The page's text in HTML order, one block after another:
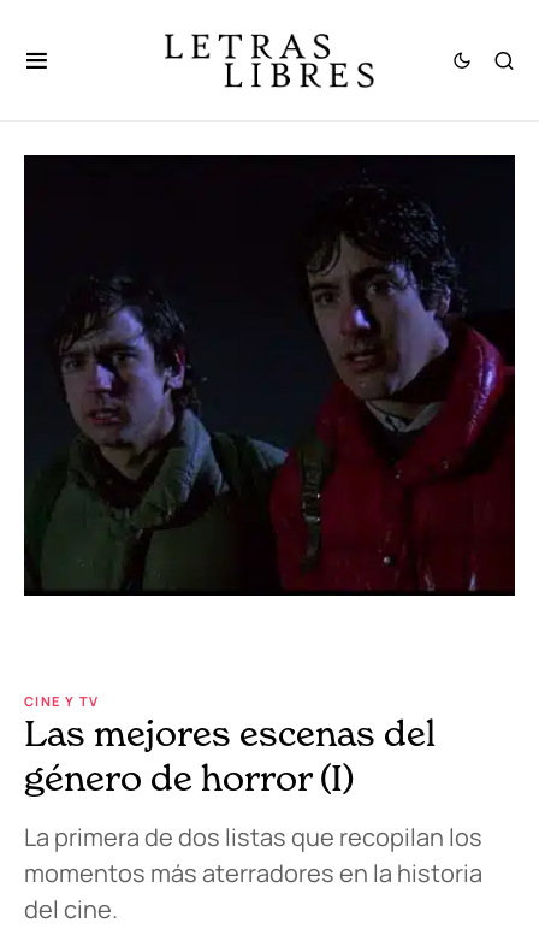
CINE Y TV
Las mejores escenas del
género de horror (I)
La primera de dos listas que recopilan los
momentos más aterradores en la historia
del cine.